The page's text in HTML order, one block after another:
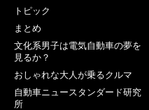
トピック
まとめ
文化系男子は電気自動車の夢を
見るか？
おしゃれな大人が乗るクルマ
自動車ニュースタンダード研究
所